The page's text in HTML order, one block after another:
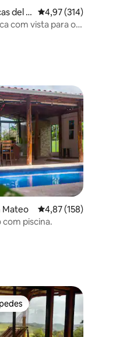
avaliações
del T
4,97 de uma avaliação
4,97 (314)
com vista para o
avaliações
Mateo 4,87 de uma avaliação
4,87 (158)
com piscina.
dos hóspedes